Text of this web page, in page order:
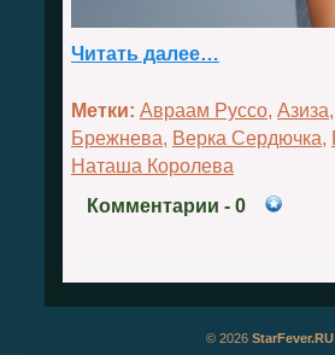
Читать далее…
Метки: Авраам Руссо, Азиза
Брежнева, Верка Сердючка,
Наташа Королева
Комментарии - 0
© 2026 StarFever.RU